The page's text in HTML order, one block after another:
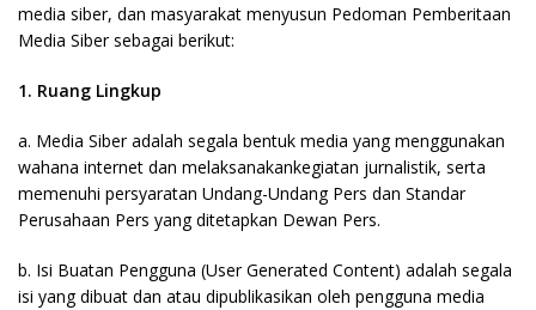
media siber, dan masyarakat menyusun Pedoman Pemberitaan
Media Siber sebagai berikut:
1. Ruang Lingkup
a. Media Siber adalah segala bentuk media yang menggunakan
wahana internet dan melaksanakankegiatan jurnalistik, serta
memenuhi persyaratan Undang-Undang Pers dan Standar
Perusahaan Pers yang ditetapkan Dewan Pers.
b. Isi Buatan Pengguna (User Generated Content) adalah segala
isi yang dibuat dan atau dipublikasikan oleh pengguna media